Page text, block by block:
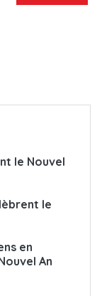
le Nouvel
le
en
An